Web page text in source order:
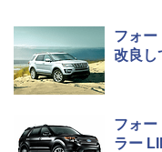
フォー
改良し
フォー
ラー